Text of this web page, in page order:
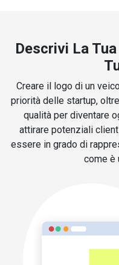
Descrivi La
Creare il logo di un
priorità delle startup,
qualità per diventare
attirare potenziali
essere in grado di
come è